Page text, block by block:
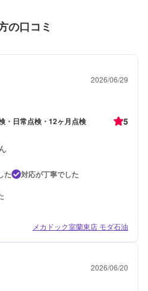
の口コミ
2026/06/29
・日常点検・12ヶ月点検 5
た
対応が丁寧でした
メカドック室蘭東店 モダ石油
2026/06/20